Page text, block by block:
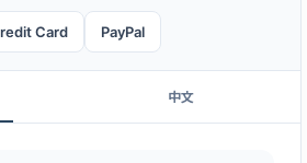
Card PayPal
中文